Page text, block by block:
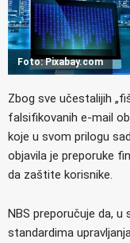
Foto: Pixabay.com
Zbog sve učestalijih
falsifikovanih e-mail
koje u svom prilogu
objavila je preporuke
da zaštite korisnike.
NBS preporučuje da,
standardima